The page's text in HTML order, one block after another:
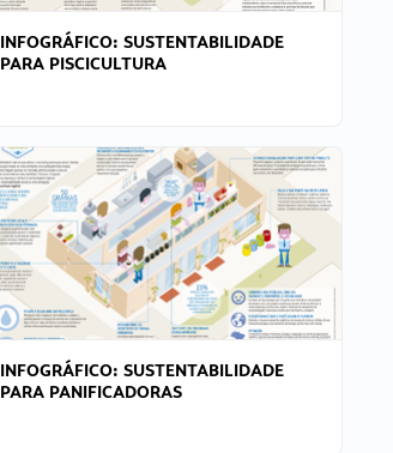
INFOGRÁFICO: SUSTENTABILIDADE
PARA PISCICULTURA
INFOGRÁFICO: SUSTENTABILIDADE
PARA PANIFICADORAS